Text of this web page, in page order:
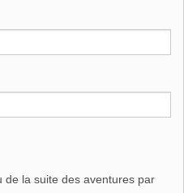
de la suite des aventures par